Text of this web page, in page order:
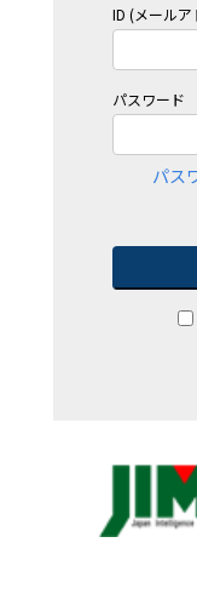
ID (メールア
パスワード
パス